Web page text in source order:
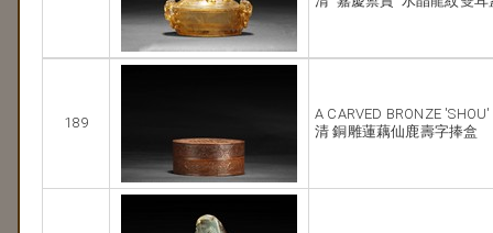
189
A CARVED BRONZE
清 銅雕蓮藕仙鹿壽字捧盒